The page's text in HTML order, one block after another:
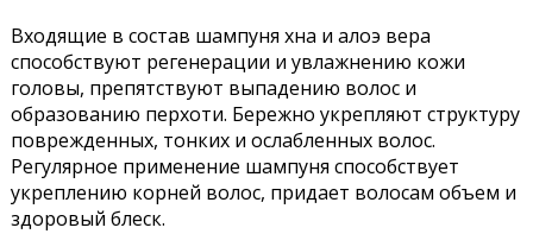
Входящие в состав шампуня хна и алоэ вера
способствуют регенерации и увлажнению кожи
головы, препятствуют выпадению волос и
образованию перхоти. Бережно укрепляют структуру
поврежденных, тонких и ослабленных волос.
Регулярное применение шампуня способствует
укреплению корней волос, придает волосам объем и
здоровый блеск.